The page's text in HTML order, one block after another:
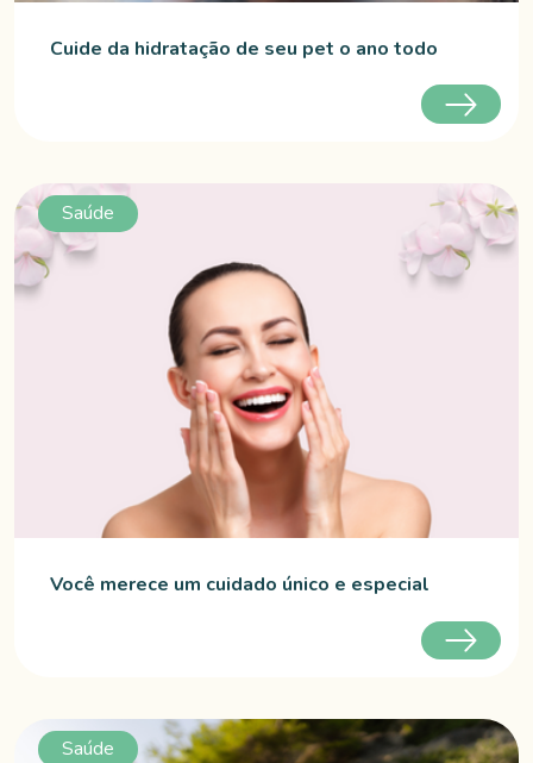
Cuide da hidratação de seu pet o ano todo
Saúde
Você merece um cuidado único e especial
Saúde